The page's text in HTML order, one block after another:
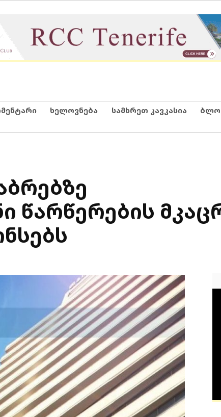
ხელოვნება სამხრეთ კავკასია
წარწერების